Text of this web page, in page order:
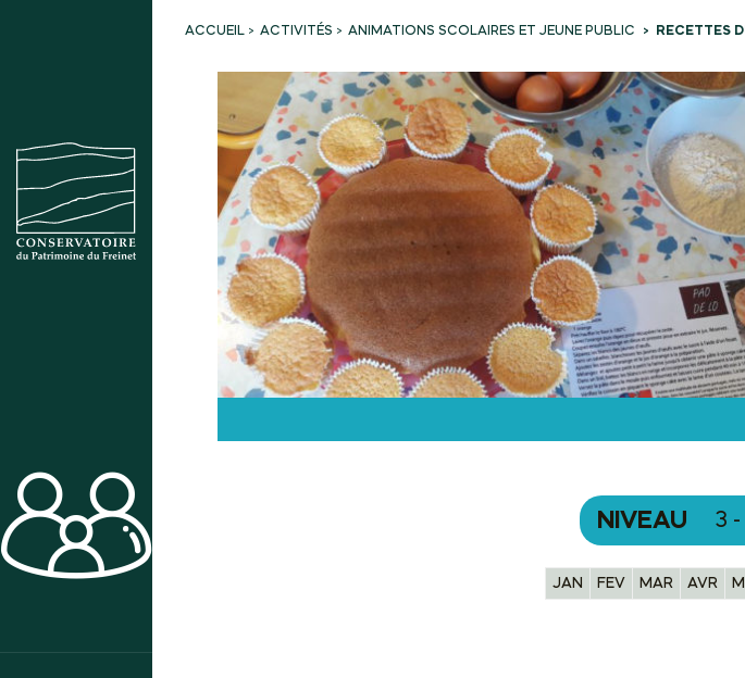
ACCUEIL ACTIVITÉS ANIMATIONS SCOLAIRES ET JEUNE PUBLIC RECETTES
NIVEAU 3 -
JAN FEV MAR AVR